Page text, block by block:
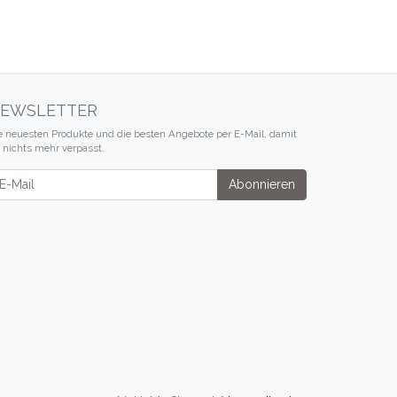
neuesten Produkte und die besten Angebote per E-Mail, damit
nichts mehr verpasst.
Abonnieren